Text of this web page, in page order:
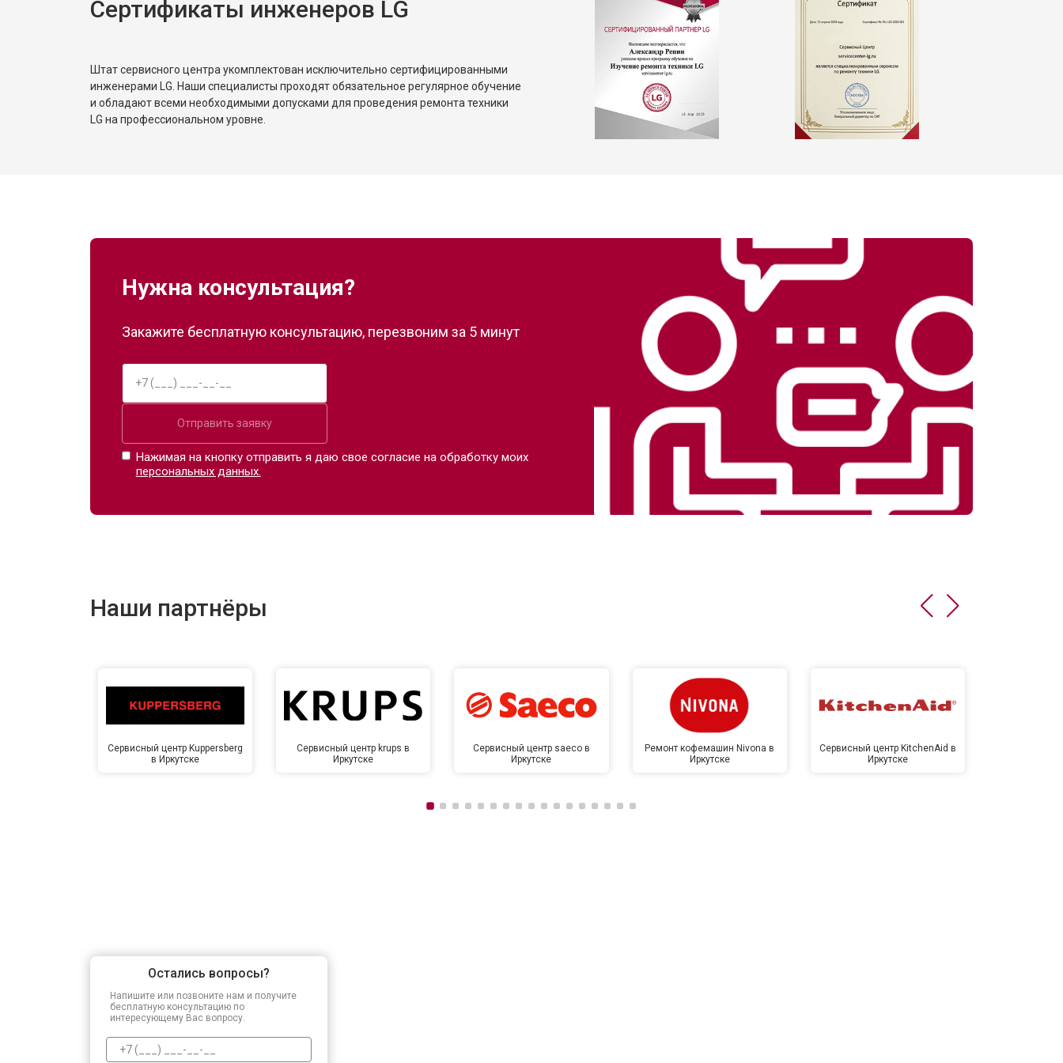
Замена реле от 2550 ₽ Заказать
от 50 мин от 1900 ₽ Заказать
Сертификаты инженеров LG
Штат сервисного центра укомплектован исключительно сертифицированными
инженерами LG. Наши специалисты проходят обязательное регулярное обучение
и обладают всеми необходимыми допусками для проведения ремонта техники
LG на профессиональном уровне.
Нужна консультация?
Закажите бесплатную консультацию, перезвоним за 5 минут
Отправить заявку
Нажимая на кнопку отправить я даю свое согласие на обработку моих
персональных данных.
Наши партнёры
Сервисный центр Kuppersberg
в Иркутске
Сервисный центр krups в
Иркутске
Сервисный центр saeco в
Иркутске
Ремонт кофемашин Nivona в
Иркутске
Сервисный центр KitchenAid в
Иркутске
Остались вопросы?
Напишите или позвоните нам и получите
бесплатную консультацию по
интересующему Вас вопросу.